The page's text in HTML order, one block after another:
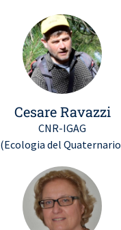
Cesare Ravazzi
CNR-IGAG
(Ecologia del